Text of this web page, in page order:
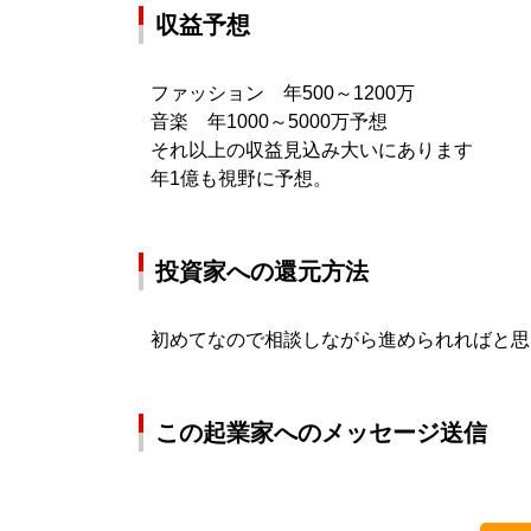
収益予想
ファッション 年500～1200万
音楽 年1000～5000万予想
それ以上の収益見込み大いにあります
年1億も視野に予想。
投資家への還元方法
初めてなので相談しながら進められればと
この起業家へのメッセージ送信